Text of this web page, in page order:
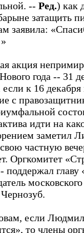
-- Ред.) как
затащить
заявила:
акция
года -- 31
к 16 декабря
с
идти на
заметил
частную
Оргкомитет
поддержал главу
если
то члены